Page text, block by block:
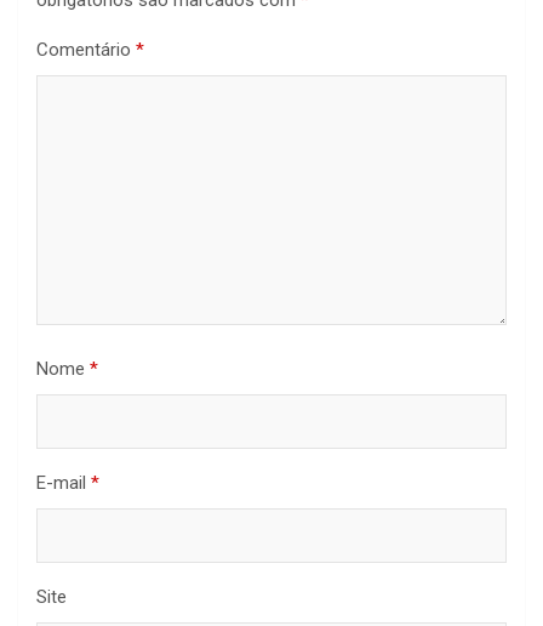
Comentário *
Nome *
E-mail *
Site